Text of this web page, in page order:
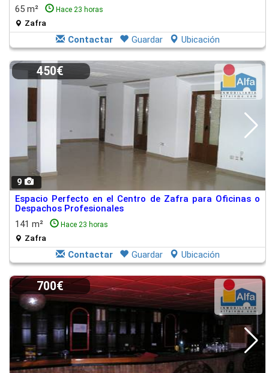
65 m²
Hace 23 horas
Zafra
Contactar Guardar Ubicación
9
450€
Espacio Perfecto en el Centro de Zafra para Oficinas o
Despachos Profesionales
141 m²
Hace 23 horas
Zafra
Contactar Guardar Ubicación
700€